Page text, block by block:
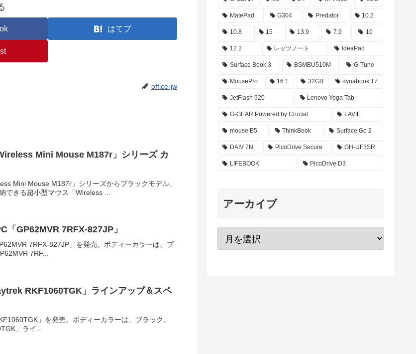
はてブ
office-jw
Mini Mouse M187r」シリーズ カ
Mini Mouse M187r」シリーズからブラックモデル、
できる超小型マウス「Wireless ...
GP62MVR 7RFX-827JP」
7RFX-827JP」を発売。ボディーカラーは、ブ
7RF...
RKF1060TGK」ラインアップ＆スペ
」を発売。ボディーカラーは、ブラック。
」ライ...
MatePad G304 Predator 10.2
10.8 15 13.9 7.9 10
12.2 レッツノート IdeaPad
Surface Book 3 BSMBU510M G-Tune
MousePro 16.1 32GB dynabook T7
JetFlash 920 Lenovo Yoga Tab
G-GEAR Powered by Crucial LAVIE
mouse B5 ThinkBook Surface Go 2
DAIV 7N PicoDrive Secure GH-UF3SR
LIFEBOOK PicoDrive D3
アーカイブ